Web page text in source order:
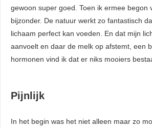
gewoon super goed. Toen ik ermee begon
bijzonder. De natuur werkt zo fantastisch
lichaam perfect kan voeden. En dat mijn
aanvoelt en daar de melk op afstemt, een
hormonen vind ik dat er niks mooiers
Pijnlijk
In het begin was het niet alleen maar zo